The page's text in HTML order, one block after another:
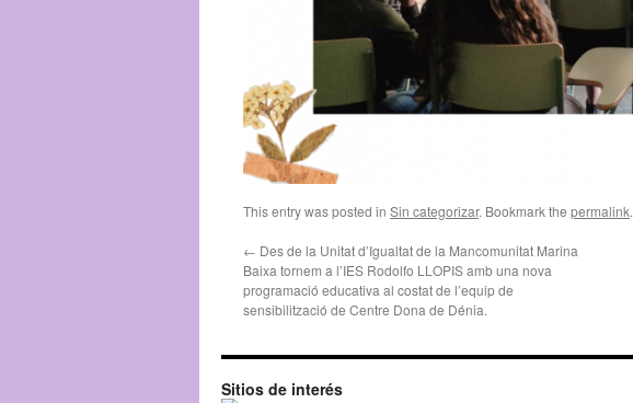
This entry was posted in Sin categorizar. Bookmark the permalink.
← Des de la Unitat d’Igualtat de la Mancomunitat Marina
Baixa tornem a l’IES Rodolfo LLOPIS amb una nova
programació educativa al costat de l’equip de
sensibilització de Centre Dona de Dénia.
Sitios de interés